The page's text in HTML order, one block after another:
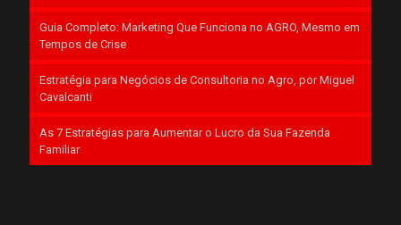
Guia Completo: Marketing Que Funciona no AGRO, Mesmo em
Tempos de Crise
Estratégia para Negócios de Consultoria no Agro, por Miguel
Cavalcanti
As 7 Estratégias para Aumentar o Lucro da Sua Fazenda
Familiar